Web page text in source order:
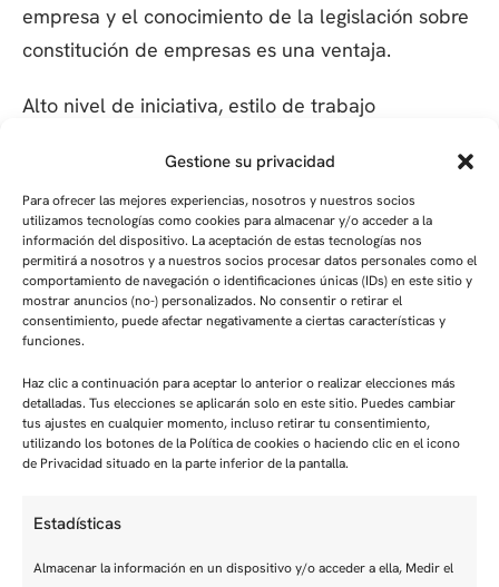
Gestione su privacidad
Para ofrecer las mejores experiencias, nosotros y nuestros socios
utilizamos tecnologías como cookies para almacenar y/o acceder a la
información del dispositivo. La aceptación de estas tecnologías nos
permitirá a nosotros y a nuestros socios procesar datos personales como el
comportamiento de navegación o identificaciones únicas (IDs) en este sitio y
mostrar anuncios (no-) personalizados. No consentir o retirar el
consentimiento, puede afectar negativamente a ciertas características y
funciones.
Haz clic a continuación para aceptar lo anterior o realizar elecciones más
detalladas. Tus elecciones se aplicarán solo en este sitio. Puedes cambiar
tus ajustes en cualquier momento, incluso retirar tu consentimiento,
utilizando los botones de la Política de cookies o haciendo clic en el icono
de Privacidad situado en la parte inferior de la pantalla.
Estadísticas
Almacenar la información en un dispositivo y/o acceder a ella, Medir el
empresa y el conocimiento de la legislación sobre
constitución de empresas es una ventaja.
Alto nivel de iniciativa, estilo de trabajo
Fuertes habilidades organizativas y de gestión del
tiempo.
Habilidades de comunicación, habilidades
diplomáticas, habilidades de trabajo en equipo y
resistencia al estrés.
Uso seguro de MS Office, sistemas de gestión de
recursos humanos y abierto a nuevas
herramientas digitales (por ejemplo, IA)
Muy buenos conocimientos de alemán y
conocimientos básicos de inglés, tanto escrito